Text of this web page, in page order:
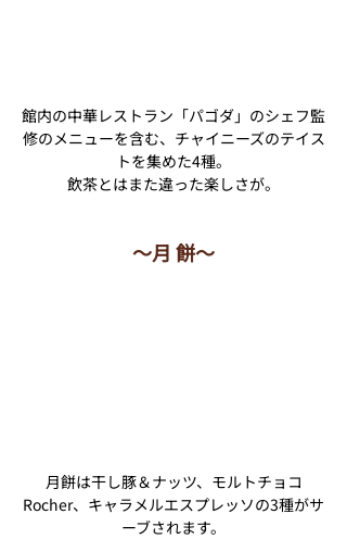
館内の中華レストラン「パゴダ」のシェフ監
修のメニューを含む、チャイニーズのテイス
トを集めた4種。
飲茶とはまた違った楽しさが。
〜月 餅〜
月餅は干し豚＆ナッツ、モルトチョコ
Rocher、キャラメルエスプレッソの3種がサ
ーブされます。